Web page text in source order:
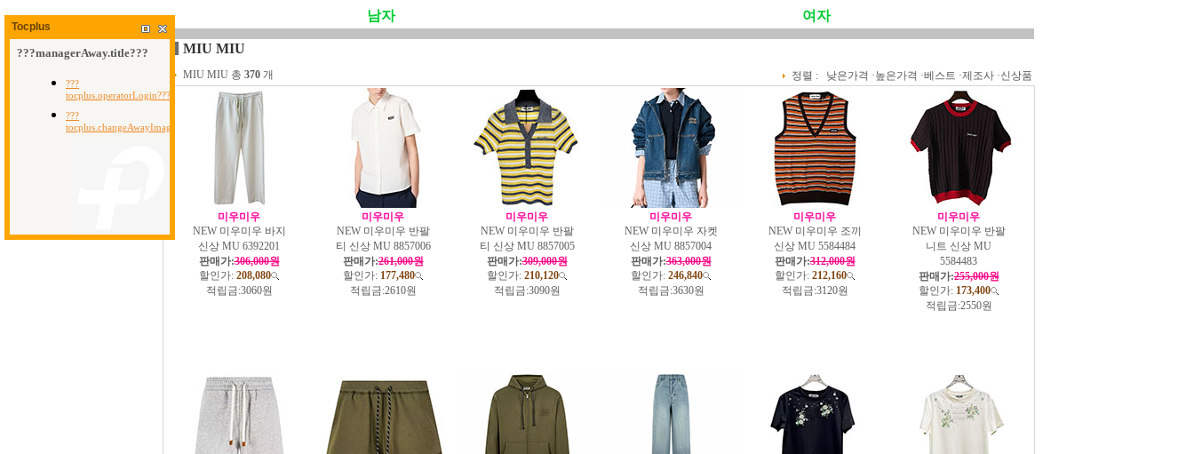
남자 여자
MIU MIU
MIU MIU 총 370 개 정렬 : 낮은가격 ·높은가격 ·베스트 ·제조사 ·신상품
미우미우
NEW 미우미우 바지
신상 MU 6392201
판매가:306,000원
할인가: 208,080
적립금:3060원
미우미우
NEW 미우미우 반팔
티 신상 MU 8857006
판매가:261,000원
할인가: 177,480
적립금:2610원
미우미우
NEW 미우미우 반팔
티 신상 MU 8857005
판매가:309,000원
할인가: 210,120
적립금:3090원
미우미우
NEW 미우미우 자켓
신상 MU 8857004
판매가:363,000원
할인가: 246,840
적립금:3630원
미우미우
NEW 미우미우 조끼
신상 MU 5584484
판매가:312,000원
할인가: 212,160
적립금:3120원
미우미우
NEW 미우미우 반팔
니트 신상 MU
5584483
판매가:255,000원
할인가: 173,400
적립금:2550원
Tocplus